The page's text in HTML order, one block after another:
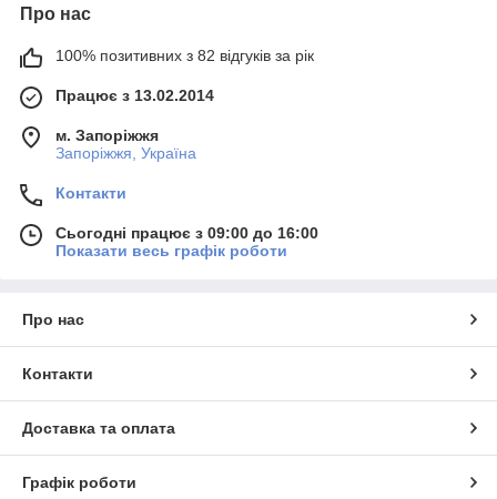
Про нас
100% позитивних з 82 відгуків за рік
Працює з 13.02.2014
м. Запоріжжя
Запоріжжя, Україна
Контакти
Сьогодні працює з 09:00 до 16:00
Показати весь графік роботи
Про нас
Контакти
Доставка та оплата
Графік роботи